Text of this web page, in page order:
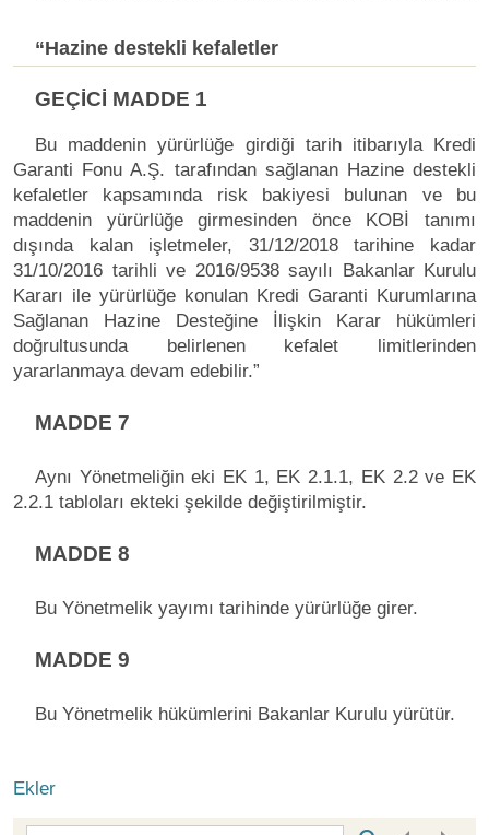
“Hazine destekli kefaletler
GEÇİCİ MADDE 1
Bu maddenin yürürlüğe girdiği tarih itibarıyla Kredi
Garanti Fonu A.Ş. tarafından sağlanan Hazine destekli
kefaletler kapsamında risk bakiyesi bulunan ve bu
maddenin yürürlüğe girmesinden önce KOBİ tanımı
dışında kalan işletmeler, 31/12/2018 tarihine kadar
31/10/2016 tarihli ve 2016/9538 sayılı Bakanlar Kurulu
Kararı ile yürürlüğe konulan Kredi Garanti Kurumlarına
Sağlanan Hazine Desteğine İlişkin Karar hükümleri
doğrultusunda belirlenen kefalet limitlerinden
yararlanmaya devam edebilir.”
MADDE 7
Aynı Yönetmeliğin eki EK 1, EK 2.1.1, EK 2.2 ve EK
2.2.1 tabloları ekteki şekilde değiştirilmiştir.
MADDE 8
Bu Yönetmelik yayımı tarihinde yürürlüğe girer.
MADDE 9
Bu Yönetmelik hükümlerini Bakanlar Kurulu yürütür.
Ekler